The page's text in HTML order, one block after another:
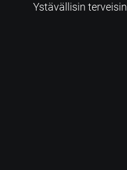
Ystävällisin